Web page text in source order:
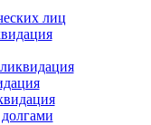
лиц